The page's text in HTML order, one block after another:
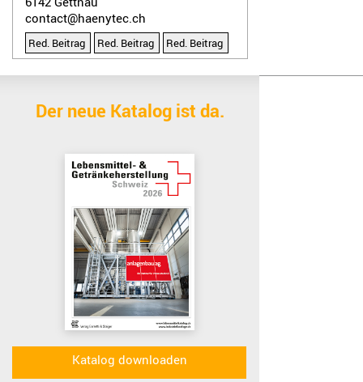
contact@haenytec.ch
Red. Beitrag Red. Beitrag Red. Beitrag
Katalog downloaden
Der neue Katalog ist da.
Wir nutzen Cookies auf unserer Website. Einige von ihnen